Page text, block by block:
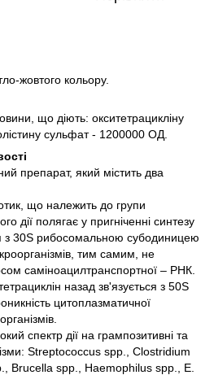
жовтого кольору.
що діють: окситетрацикліну
сульфат - 1200000 ОД.
препарат, який містить два
що належить до групи
дії полягає у пригніченні синтезу
з 30S рибосомальною субодиницею
тим самим, не
саміноацилтранспортної – РНК.
назад зв'язується з 50S
цитоплазматичної
спектр дії на грампозитивні та
Streptococcus spp., Clostridium
Brucella spp., Haemophilus spp., E.